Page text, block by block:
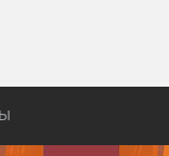
и